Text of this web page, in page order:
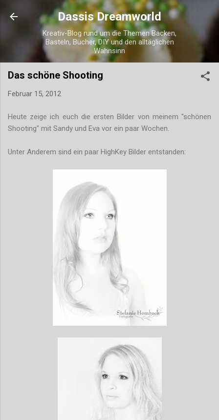
Direkt zum Hauptbereich
Dassis Dreamworld
Kreativ-Blog rund um die Themen Backen,
Basteln, Bücher, DIY und den alltäglichen
Wahnsinn
Das schöne Shooting
Februar 15, 2012
Heute zeige ich euch die ersten Bilder von meinem "schönen
Shooting" mit Sandy und Eva vor ein paar Wochen.
Unter Anderem sind ein paar HighKey Bilder entstanden: